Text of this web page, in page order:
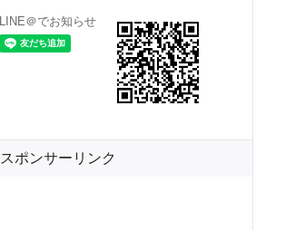
LINE＠でお知らせ
スポンサーリンク